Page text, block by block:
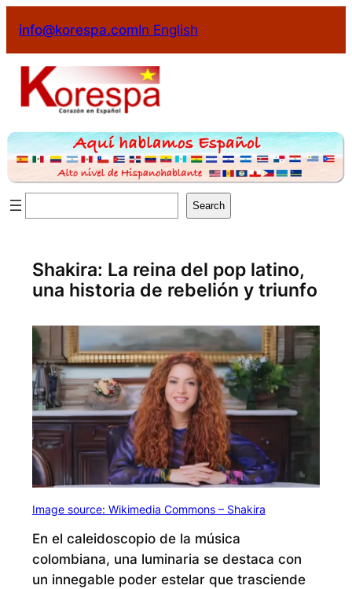
contenido
info@korespa.comIn English
Search
Shakira: La reina del pop latino,
una historia de rebelión y triunfo
Image source: Wikimedia Commons – Shakira
En el caleidoscopio de la música
colombiana, una luminaria se destaca con
un innegable poder estelar que trasciende